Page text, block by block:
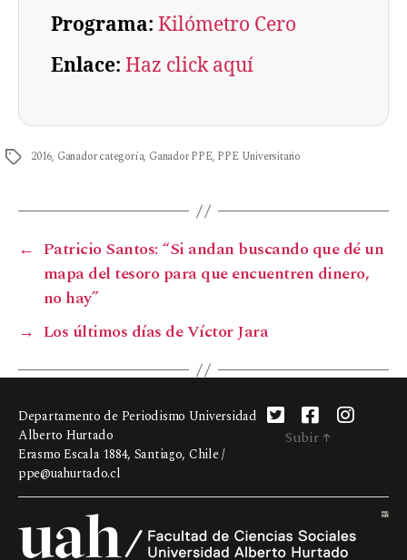
Programa: Kilómetro Cero
Enlace: Haz click aquí
2016, Ganador categoría, Ganador PPE, PPE Universitario
← Patricio Santos: “Si andan buscando que dé un
mapa del tesoro para que encuentren dinero,
no hay”
→ Los últimos días de Víctor Jara
Departamento de Periodismo Universidad
Alberto Hurtado
Erasmo Escala 1884, Santiago, Chile /
ppe@uahurtado.cl
Subir ↑